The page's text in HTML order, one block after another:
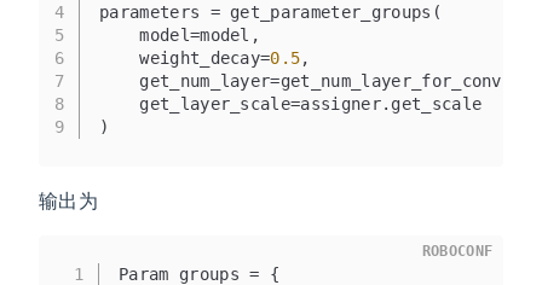
4
5
6
7
8
9
parameters = get_parameter_groups(
    model=model,
    weight_decay=
0.5,
    get_layer_scale=assigner.get_scale
)
输出为
1
Param groups = {
ROBOCONF